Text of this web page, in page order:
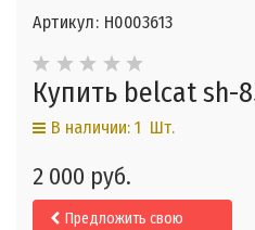
Артикул: Н0003613
Купить belcat sh-
В наличии: 1 Шт.
2 000 руб.
Предложить свою